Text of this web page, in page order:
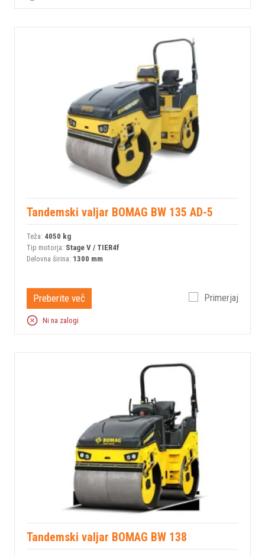
Tandemski valjar BOMAG BW 135 AD-5
Teža: 4050 kg
Tip motorja: Stage V / TIER4f
Delovna širina: 1300 mm
Preberite več Primerjaj
Ni na zalogi
Tandemski valjar BOMAG BW 138